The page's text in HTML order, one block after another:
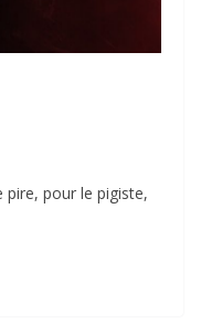
pire, pour le pigiste,